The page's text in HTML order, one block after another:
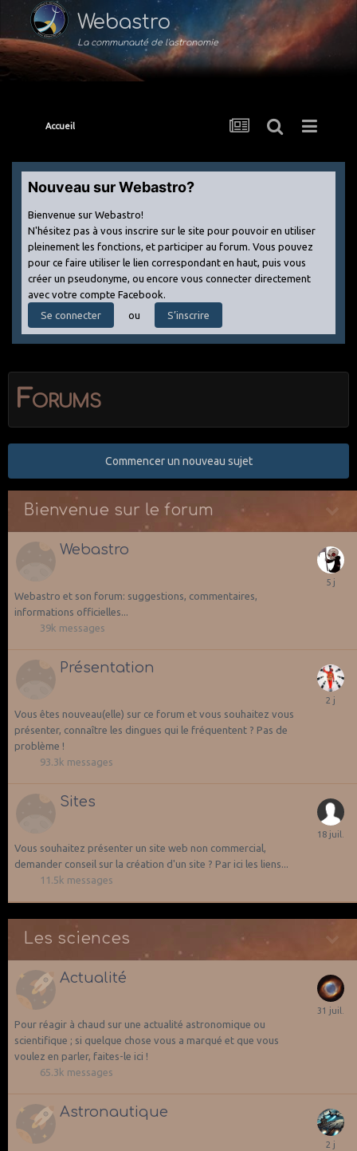
Webastro
La communauté de l'astronomie
Accueil
Nouveau sur Webastro?
Bienvenue sur Webastro!
N'hésitez pas à vous inscrire sur le site pour pouvoir en utiliser
pleinement les fonctions, et participer au forum. Vous pouvez
pour ce faire utiliser le lien correspondant en haut, puis vous
créer un pseudonyme, ou encore vous connecter directement
avec votre compte Facebook.
Se connecter
ou S’inscrire
Forums
Commencer un nouveau sujet
Bienvenue sur le forum
Webastro
Webastro et son forum: suggestions, commentaires,
informations officielles...
39k messages
Présentation
Vous êtes nouveau(elle) sur ce forum et vous souhaitez vous
présenter, connaître les dingues qui le fréquentent ? Pas de
problème !
93.3k messages
Sites
Vous souhaitez présenter un site web non commercial,
demander conseil sur la création d'un site ? Par ici les liens...
11.5k messages
Les sciences
Actualité
Pour réagir à chaud sur une actualité astronomique ou
scientifique ; si quelque chose vous a marqué et que vous
voulez en parler, faites-le ici !
65.3k messages
Astronautique